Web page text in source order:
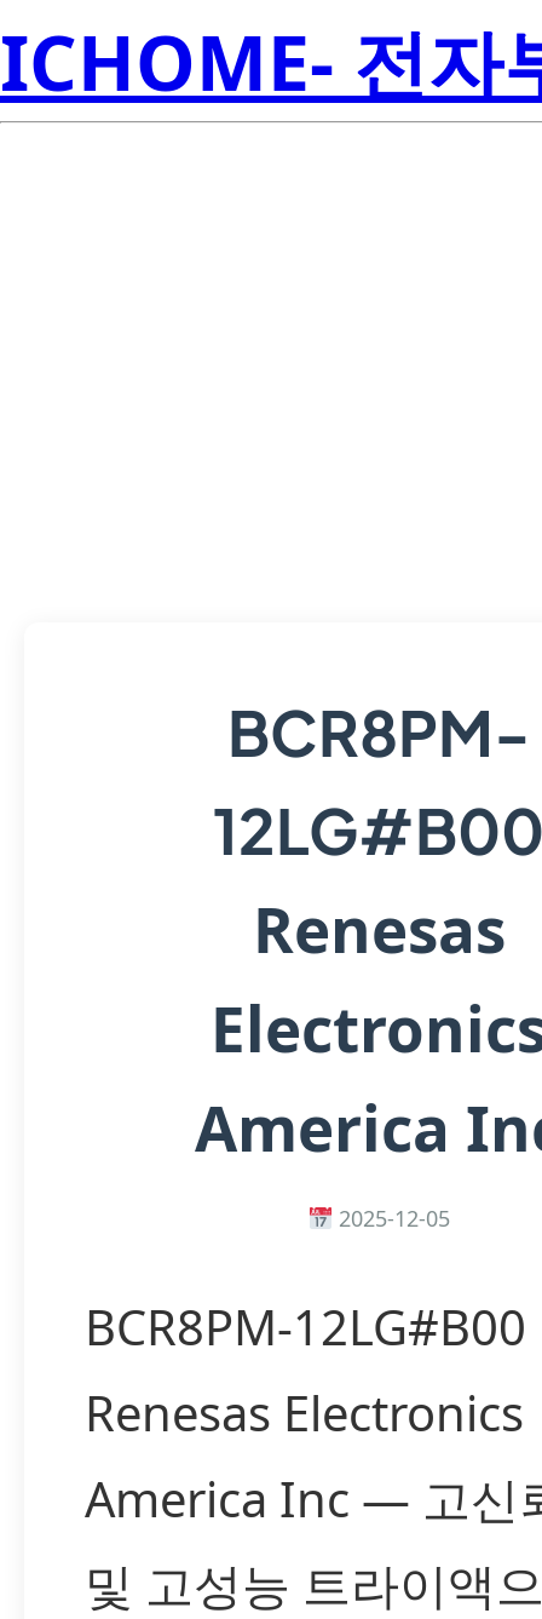
ICHOME- 전자
BCR8PM-
Renesas
America
2025-12-05
BCR8PM-
Renesas Electronics
America Inc — 고신
및 고성능 트라이액